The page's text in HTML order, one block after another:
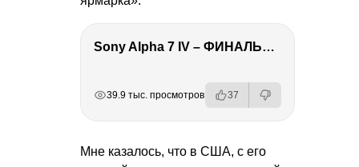
Sony Alpha 7 IV – ФИНАЛЬНЫЙ ОБЗОР
39.9 тыс. просмотров 37
Мне казалось, что в США, с его